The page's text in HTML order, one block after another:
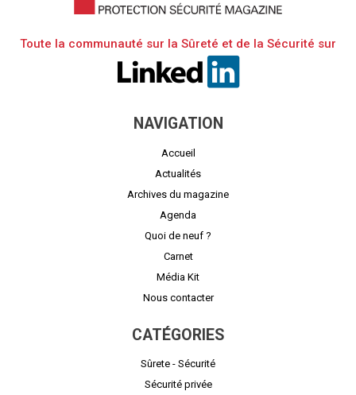
Toute la communauté sur la Sûreté et de la Sécurité sur
NAVIGATION
Accueil
Actualités
Archives du magazine
Agenda
Quoi de neuf ?
Carnet
Média Kit
Nous contacter
CATÉGORIES
Sûrete - Sécurité
Sécurité privée